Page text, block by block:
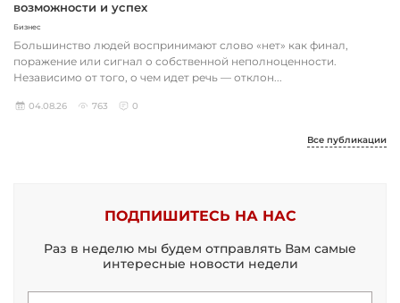
возможности и успех
Бизнес
Большинство людей воспринимают слово «нет» как финал,
поражение или сигнал о собственной неполноценности.
Независимо от того, о чем идет речь — отклон...
04.08.26 763 0
Все публикации
ПОДПИШИТЕСЬ НА НАС
Раз в неделю мы будем отправлять Вам самые
интересные новости недели